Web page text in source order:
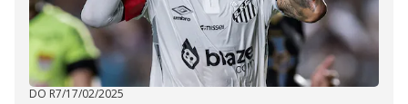
DO R7/17/02/2025